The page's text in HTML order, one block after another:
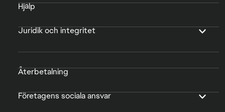
Hjälp
Juridik och integritet
Återbetalning
Företagens sociala ansvar